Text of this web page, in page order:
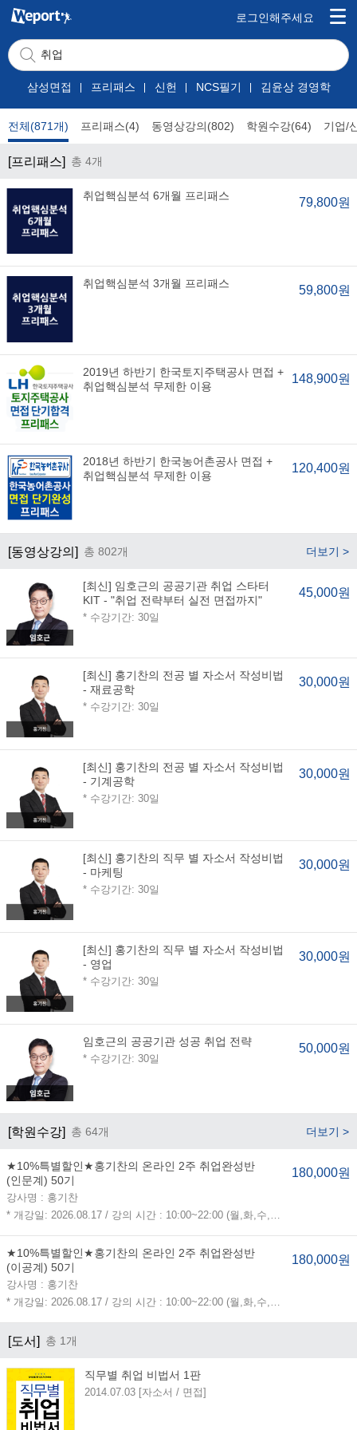
로그인해주세요
삼성면접 프리패스 신헌 NCS필기 김윤상 경영학
전체(871개) 프리패스(4) 동영상강의(802) 학원수강(64) 기업/
[프리패스] 총 4개
취업핵심분석 6개월 프리패스 79,800원
취업핵심분석 3개월 프리패스 59,800원
2019년 하반기 한국토지주택공사 면접 +
취업핵심분석 무제한 이용
148,900원
2018년 하반기 한국농어촌공사 면접 +
취업핵심분석 무제한 이용
120,400원
[동영상강의] 총 802개 더보기 >
[최신] 임호근의 공공기관 취업 스타터
KIT - "취업 전략부터 실전 면접까지"
* 수강기간: 30일
45,000원
[최신] 홍기찬의 전공 별 자소서 작성비법
- 재료공학
* 수강기간: 30일
30,000원
[최신] 홍기찬의 전공 별 자소서 작성비법
- 기계공학
* 수강기간: 30일
30,000원
[최신] 홍기찬의 직무 별 자소서 작성비법
- 마케팅
* 수강기간: 30일
30,000원
[최신] 홍기찬의 직무 별 자소서 작성비법
- 영업
* 수강기간: 30일
30,000원
임호근의 공공기관 성공 취업 전략
* 수강기간: 30일
50,000원
[학원수강] 총 64개 더보기 >
★10%특별할인★홍기찬의 온라인 2주 취업완성반
(인문계) 50기
강사명 : 홍기찬
* 개강일: 2026.08.17 / 강의 시간 : 10:00~22:00 (월,화,수,목,금,토,일)
180,000원
★10%특별할인★홍기찬의 온라인 2주 취업완성반
(이공계) 50기
강사명 : 홍기찬
* 개강일: 2026.08.17 / 강의 시간 : 10:00~22:00 (월,화,수,목,금,토,일)
180,000원
[도서] 총 1개
직무별 취업 비법서 1판
2014.07.03 [자소서 / 면접]